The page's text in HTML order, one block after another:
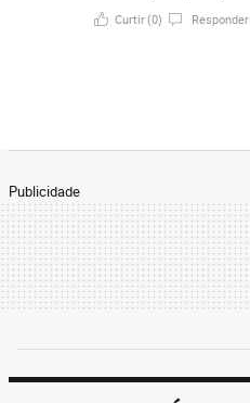
Curtir(0) Responder
Publicidade